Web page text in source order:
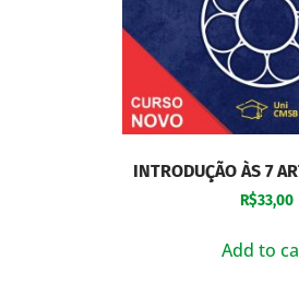
INTRODUÇÃO ÀS 7
R$33,00
Add to